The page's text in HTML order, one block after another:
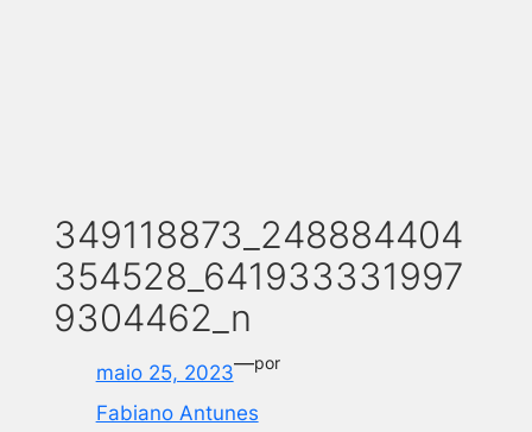
349118873_248884404
354528_641933331997
9304462_n
maio 25, 2023—por
Fabiano Antunes